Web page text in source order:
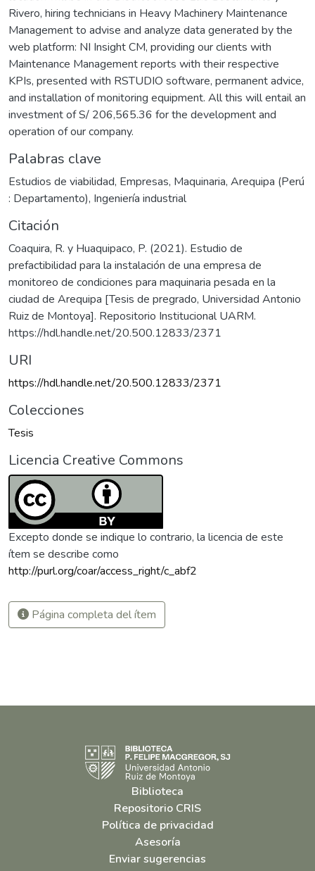
Rivero, hiring technicians in Heavy Machinery Maintenance
Management to advise and analyze data generated by the
web platform: NI Insight CM, providing our clients with
Maintenance Management reports with their respective
KPIs, presented with RSTUDIO software, permanent advice,
and installation of monitoring equipment. All this will entail an
investment of S/ 206,565.36 for the development and
operation of our company.
Palabras clave
Estudios de viabilidad, Empresas, Maquinaria, Arequipa (Perú
: Departamento), Ingeniería industrial
Citación
Coaquira, R. y Huaquipaco, P. (2021). Estudio de
prefactibilidad para la instalación de una empresa de
monitoreo de condiciones para maquinaria pesada en la
ciudad de Arequipa [Tesis de pregrado, Universidad Antonio
Ruiz de Montoya]. Repositorio Institucional UARM.
https://hdl.handle.net/20.500.12833/2371
URI
https://hdl.handle.net/20.500.12833/2371
Colecciones
Tesis
Licencia Creative Commons
Excepto donde se indique lo contrario, la licencia de este
ítem se describe como
http://purl.org/coar/access_right/c_abf2
Página completa del ítem
Biblioteca
Repositorio CRIS
Política de privacidad
Asesoría
Enviar sugerencias